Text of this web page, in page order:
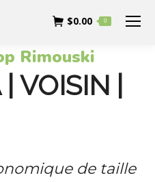
$0.00 0
Rimouski
VOISIN |
de taille